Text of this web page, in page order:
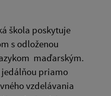
škola poskytuje
s odloženou
maďarským.
jedálňou priamo
vzdelávania